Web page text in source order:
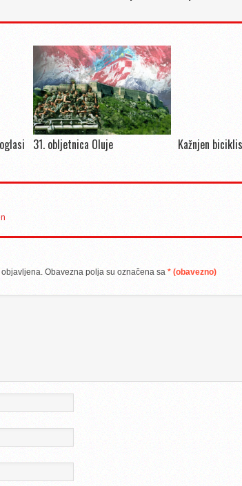
31. obljetnica Oluje Kažnjen
objavljena. Obavezna polja su označena sa * (obavezno)